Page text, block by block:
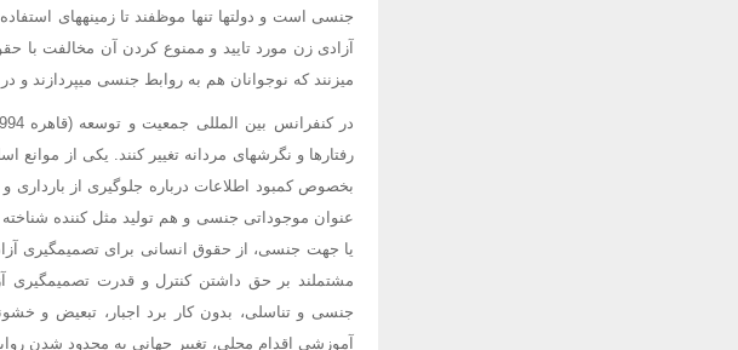
جنسی است و دولتها تنها موظفند تا زمینههای
آزادی زن مورد تایید و ممنوع کردن آن مخالفت با
میزنند که نوجوانان هم به روابط جنسی میپردازند و
رفتارها و نگرشهای مردانه تغییر کنند. یکی از
عنوان موجوداتی جنسی و هم تولید مثل کننده
مشتملند بر حق داشتن کنترل و قدرت تصمیمگیری
آموزشی اقدام محلی، تغییر جهانی به محدود شدن